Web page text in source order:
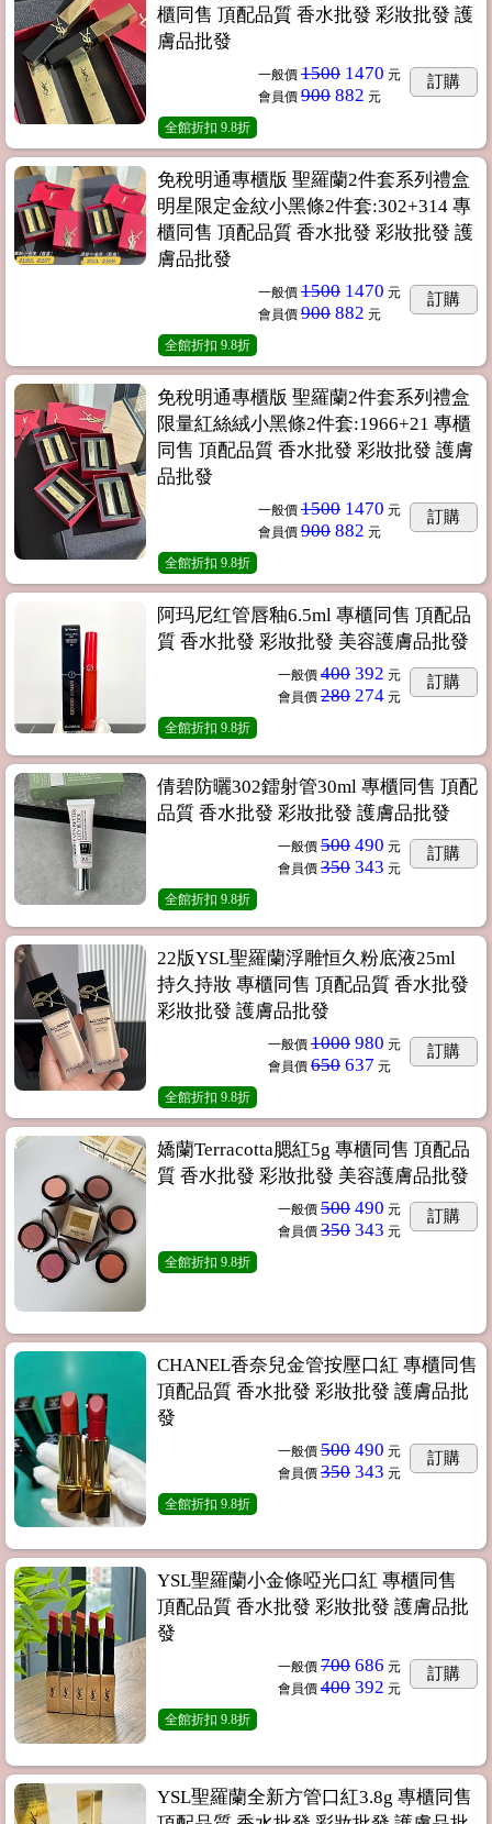
櫃同售 頂配品質 香水批發 彩妝批發 護
膚品批發
一般價 1500 1470 元
會員價 900 882 元
訂購
全館折扣 9.8折
免稅明通專櫃版 聖羅蘭2件套系列禮盒
明星限定金紋小黑條2件套:302+314 專
櫃同售 頂配品質 香水批發 彩妝批發 護
膚品批發
一般價 1500 1470 元
會員價 900 882 元
訂購
全館折扣 9.8折
免稅明通專櫃版 聖羅蘭2件套系列禮盒
限量紅絲絨小黑條2件套:1966+21 專櫃
同售 頂配品質 香水批發 彩妝批發 護膚
品批發
一般價 1500 1470 元
會員價 900 882 元
訂購
全館折扣 9.8折
阿玛尼红管唇釉6.5ml 專櫃同售 頂配品
質 香水批發 彩妝批發 美容護膚品批發
一般價 400 392 元
會員價 280 274 元
訂購
全館折扣 9.8折
倩碧防曬302鐳射管30ml 專櫃同售 頂配
品質 香水批發 彩妝批發 護膚品批發
一般價 500 490 元
會員價 350 343 元
訂購
全館折扣 9.8折
22版YSL聖羅蘭浮雕恒久粉底液25ml
持久持妝 專櫃同售 頂配品質 香水批發
彩妝批發 護膚品批發
一般價 1000 980 元
會員價 650 637 元
訂購
全館折扣 9.8折
嬌蘭Terracotta腮紅5g 專櫃同售 頂配品
質 香水批發 彩妝批發 美容護膚品批發
一般價 500 490 元
會員價 350 343 元
訂購
全館折扣 9.8折
CHANEL香奈兒金管按壓口紅 專櫃同售
頂配品質 香水批發 彩妝批發 護膚品批
發
一般價 500 490 元
會員價 350 343 元
訂購
全館折扣 9.8折
YSL聖羅蘭小金條啞光口紅 專櫃同售
頂配品質 香水批發 彩妝批發 護膚品批
發
一般價 700 686 元
會員價 400 392 元
訂購
全館折扣 9.8折
YSL聖羅蘭全新方管口紅3.8g 專櫃同售